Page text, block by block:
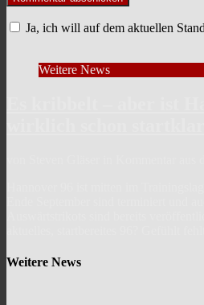
Ja, ich will auf dem aktuellen
Weitere News
Weitere News